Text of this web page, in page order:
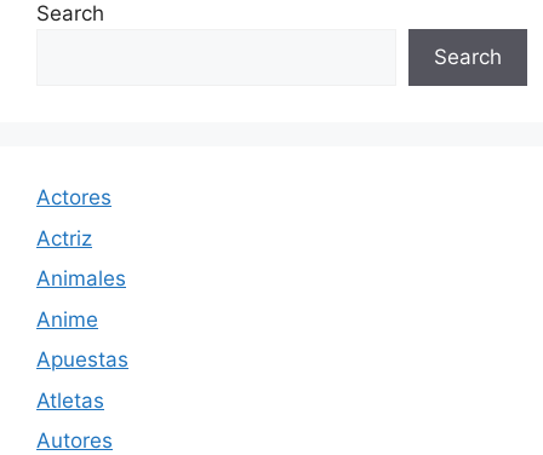
Search
Search
Actores
Actriz
Animales
Anime
Apuestas
Atletas
Autores